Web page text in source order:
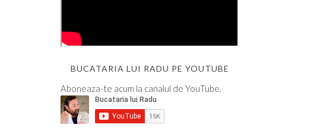
BUCATARIA LUI RADU PE YOUTUBE
Aboneaza-te acum la canalul de YouTube.